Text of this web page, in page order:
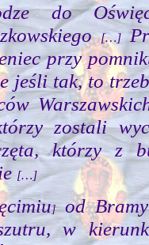
do
[…]
przy
jeśli tak, to
zostali
którzy z
[…]
]od Bramy
w